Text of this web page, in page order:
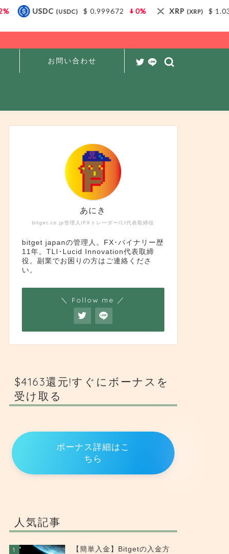
お問い合わせ
bitget.co.jp管理人/FXトレーダー/LI代表取締役
あにき
bitget japanの管理人。FX･バイナリー歴
11年。TLI･Lucid Innovation代表取締
役。副業でお困りの方はご連絡くださ
い。
＼ Follow me ／
$4163還元!すぐにボーナスを
受け取る
ボーナス詳細はこ
ちら
人気記事
1
【簡単入金】Bitgetの入金方
USDC(USDC) $ 0.999672 0% XRP(XRP) $ 1.03